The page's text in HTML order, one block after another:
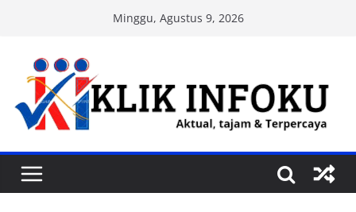
content
Minggu, Agustus 9, 2026